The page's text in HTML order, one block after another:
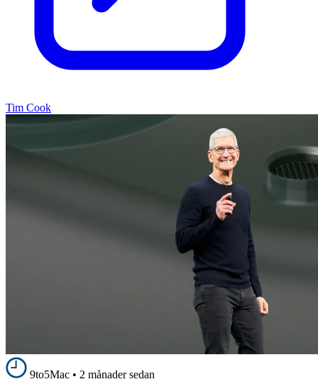
Tim Cook
9to5Mac • 2 månader sedan